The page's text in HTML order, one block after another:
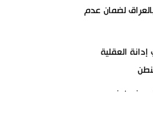
لضمان عدم
العقلية
في